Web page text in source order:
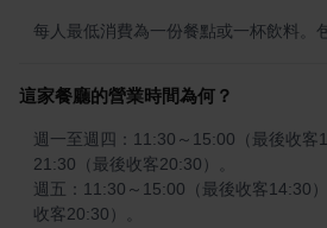
每人最低消費為一份餐點或一杯飲料。
這家餐廳的營業時間為何？
週一至週四：11:30～15:00（最後收客
21:30（最後收客20:30）。
週五：11:30～15:00（最後收客14:30
收客20:30）。